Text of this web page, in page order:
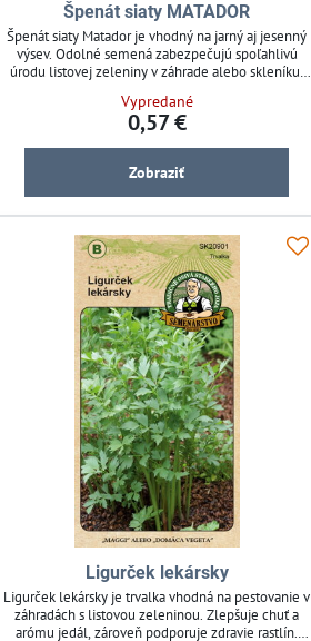
Špenát siaty MATADOR
Špenát siaty Matador je vhodný na jarný aj jesenný
výsev. Odolné semená zabezpečujú spoľahlivú
úrodu listovej zeleniny v záhrade alebo skleníku.
riešenie pre čerstvý špenát počas sezóny.
Jednoduchá starostlivosť podporuje zdravý rast a
bohatú úrodu.
Vypredané
0,57 €
Zobraziť
Ligurček lekársky
Ligurček lekársky je trvalka vhodná na pestovanie v
záhradách s listovou zeleninou. Zlepšuje chuť a
arómu jedál, zároveň podporuje zdravie rastlín.